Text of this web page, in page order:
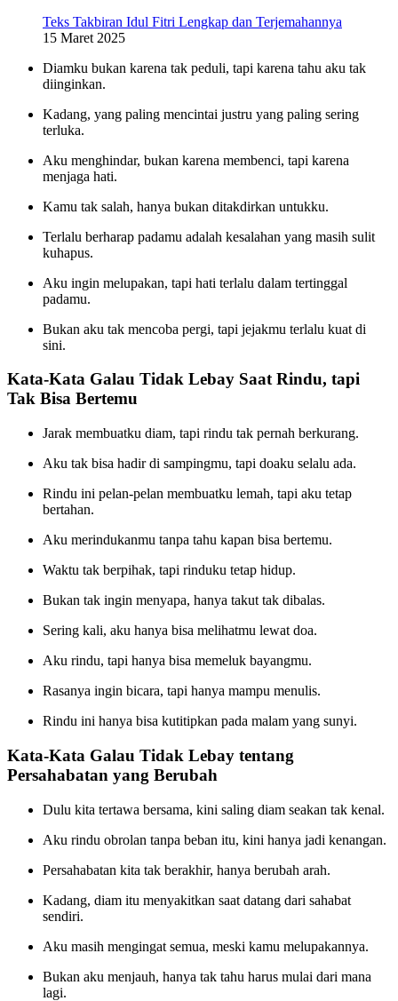
Teks Takbiran Idul Fitri Lengkap dan Terjemahannya
15 Maret 2025
Diamku bukan karena tak peduli, tapi karena tahu aku tak
diinginkan.
Kadang, yang paling mencintai justru yang paling sering
terluka.
Aku menghindar, bukan karena membenci, tapi karena
menjaga hati.
Kamu tak salah, hanya bukan ditakdirkan untukku.
Terlalu berharap padamu adalah kesalahan yang masih sulit
kuhapus.
Aku ingin melupakan, tapi hati terlalu dalam tertinggal
padamu.
Bukan aku tak mencoba pergi, tapi jejakmu terlalu kuat di
sini.
Kata-Kata Galau Tidak Lebay Saat Rindu, tapi
Tak Bisa Bertemu
Jarak membuatku diam, tapi rindu tak pernah berkurang.
Aku tak bisa hadir di sampingmu, tapi doaku selalu ada.
Rindu ini pelan-pelan membuatku lemah, tapi aku tetap
bertahan.
Aku merindukanmu tanpa tahu kapan bisa bertemu.
Waktu tak berpihak, tapi rinduku tetap hidup.
Bukan tak ingin menyapa, hanya takut tak dibalas.
Sering kali, aku hanya bisa melihatmu lewat doa.
Aku rindu, tapi hanya bisa memeluk bayangmu.
Rasanya ingin bicara, tapi hanya mampu menulis.
Rindu ini hanya bisa kutitipkan pada malam yang sunyi.
Kata-Kata Galau Tidak Lebay tentang
Persahabatan yang Berubah
Dulu kita tertawa bersama, kini saling diam seakan tak kenal.
Aku rindu obrolan tanpa beban itu, kini hanya jadi kenangan.
Persahabatan kita tak berakhir, hanya berubah arah.
Kadang, diam itu menyakitkan saat datang dari sahabat
sendiri.
Aku masih mengingat semua, meski kamu melupakannya.
Bukan aku menjauh, hanya tak tahu harus mulai dari mana
lagi.